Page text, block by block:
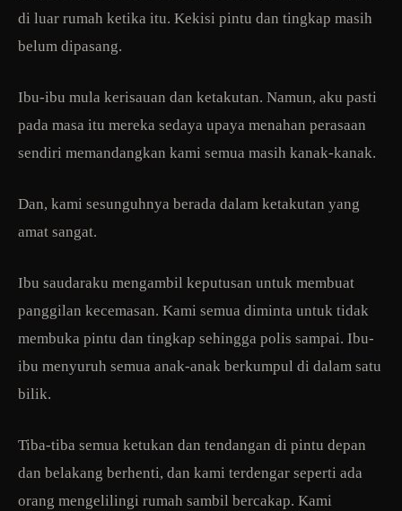
di luar rumah ketika itu. Kekisi pintu dan tingkap masih
belum dipasang.
Ibu-ibu mula kerisauan dan ketakutan. Namun, aku pasti
pada masa itu mereka sedaya upaya menahan perasaan
sendiri memandangkan kami semua masih kanak-kanak.
Dan, kami sesunguhnya berada dalam ketakutan yang
amat sangat.
Ibu saudaraku mengambil keputusan untuk membuat
panggilan kecemasan. Kami semua diminta untuk tidak
membuka pintu dan tingkap sehingga polis sampai. Ibu-
ibu menyuruh semua anak-anak berkumpul di dalam satu
bilik.
Tiba-tiba semua ketukan dan tendangan di pintu depan
dan belakang berhenti, dan kami terdengar seperti ada
orang mengelilingi rumah sambil bercakap. Kami